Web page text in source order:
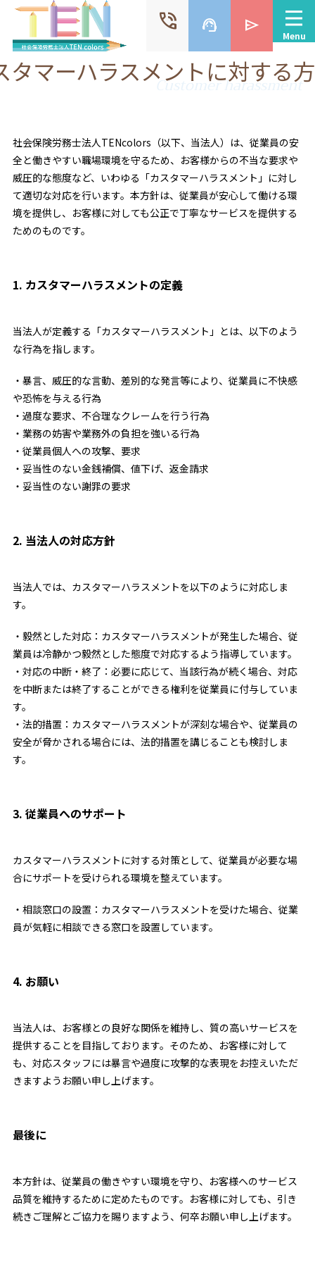
phone_in_talk support_agent send
Menu
タマーハラスメントに対する
Customer harassment
社会保険労務士法人TENcolors（以下、当法人）は、従業員の安
全と働きやすい職場環境を守るため、お客様からの不当な要求や
威圧的な態度など、いわゆる「カスタマーハラスメント」に対し
て適切な対応を行います。本方針は、従業員が安心して働ける環
境を提供し、お客様に対しても公正で丁寧なサービスを提供する
ためのものです。
1. カスタマーハラスメントの定義
当法人が定義する「カスタマーハラスメント」とは、以下のよう
な行為を指します。
・暴言、威圧的な言動、差別的な発言等により、従業員に不快感
や恐怖を与える行為
・過度な要求、不合理なクレームを行う行為
・業務の妨害や業務外の負担を強いる行為
・従業員個人への攻撃、要求
・妥当性のない金銭補償、値下げ、返金請求
・妥当性のない謝罪の要求
2. 当法人の対応方針
当法人では、カスタマーハラスメントを以下のように対応しま
す。
・毅然とした対応：カスタマーハラスメントが発生した場合、従
業員は冷静かつ毅然とした態度で対応するよう指導しています。
・対応の中断・終了：必要に応じて、当該行為が続く場合、対応
を中断または終了することができる権利を従業員に付与していま
す。
・法的措置：カスタマーハラスメントが深刻な場合や、従業員の
安全が脅かされる場合には、法的措置を講じることも検討しま
す。
3. 従業員へのサポート
カスタマーハラスメントに対する対策として、従業員が必要な場
合にサポートを受けられる環境を整えています。
・相談窓口の設置：カスタマーハラスメントを受けた場合、従業
員が気軽に相談できる窓口を設置しています。
4. お願い
当法人は、お客様との良好な関係を維持し、質の高いサービスを
提供することを目指しております。そのため、お客様に対して
も、対応スタッフには暴言や過度に攻撃的な表現をお控えいただ
きますようお願い申し上げます。
最後に
本方針は、従業員の働きやすい環境を守り、お客様へのサービス
品質を維持するために定めたものです。お客様に対しても、引き
続きご理解とご協力を賜りますよう、何卒お願い申し上げます。